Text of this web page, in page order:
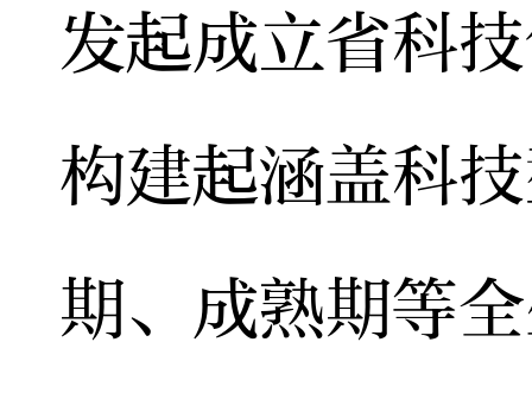
发起成立省科
构建起涵盖科
期、成熟期等